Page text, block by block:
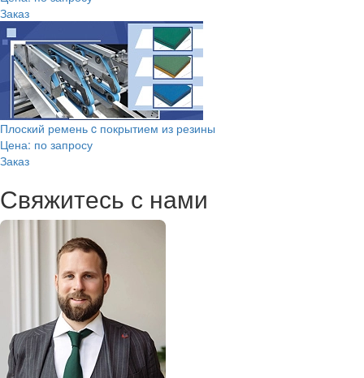
Заказ
Плоский ремень c покрытием из резины
Цена: по запросу
Заказ
Свяжитесь с нами